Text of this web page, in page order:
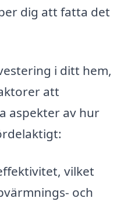
dig att fatta det
i ditt hem,
att
aspekter av hur
vilket
och